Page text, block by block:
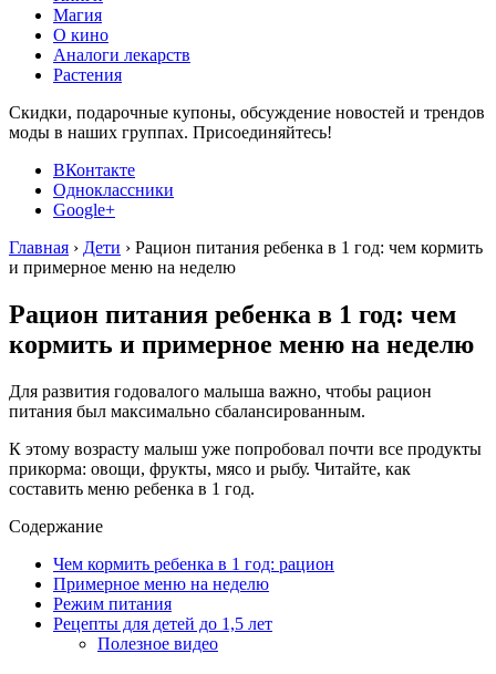
Магия
О кино
Аналоги лекарств
Растения
Скидки, подарочные купоны, обсуждение новостей и трендов
моды в наших группах. Присоединяйтесь!
ВКонтакте
Одноклассники
Google+
Главная › Дети › Рацион питания ребенка в 1 год: чем кормить
и примерное меню на неделю
Рацион питания ребенка в 1 год: чем
кормить и примерное меню на неделю
Для развития годовалого малыша важно, чтобы рацион
питания был максимально сбалансированным.
К этому возрасту малыш уже попробовал почти все продукты
прикорма: овощи, фрукты, мясо и рыбу. Читайте, как
составить меню ребенка в 1 год.
Содержание
Чем кормить ребенка в 1 год: рацион
Примерное меню на неделю
Режим питания
Рецепты для детей до 1,5 лет
Полезное видео